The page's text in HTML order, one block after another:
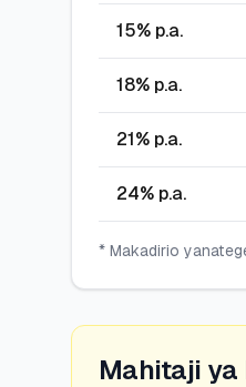
15% p.a.
18% p.a.
21% p.a.
24% p.a.
* Makadirio
Mahitaji ya